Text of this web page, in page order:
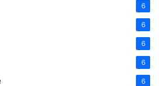
6
6
6
6
6